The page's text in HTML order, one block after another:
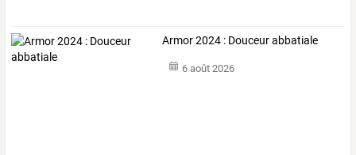
Armor 2024 : Douceur abbatiale
6 août 2026